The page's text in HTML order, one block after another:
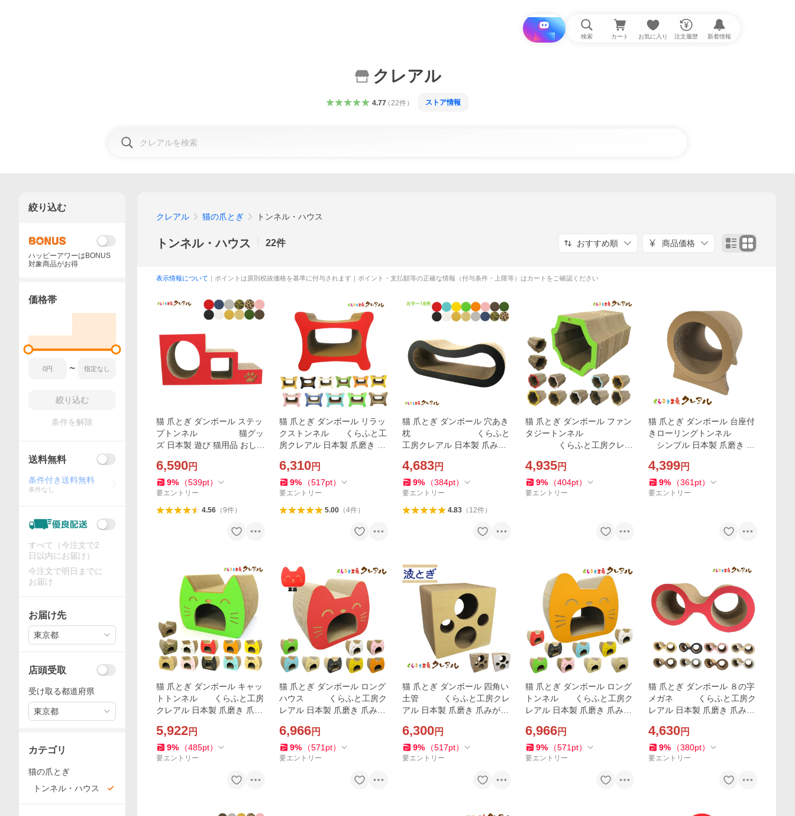
i と探す 検索 カート お気に入り 注文履歴 新着情報
クレアル
4.77（ 22件） ストア情報
クレアル 猫の爪とぎ トンネル・ハウス
トンネル・ハウス 22件 おすすめ順 商品価格
表示情報について ｜ポイントは原則税抜価格を基準に付与されます｜ポイント・支払額等の正確な情報（付与条件・上限等）はカートをご確認ください
猫 爪とぎ ダンボール ステッ
プトンネル 猫グッ
ズ 日本製 遊び 猫用品 おしゃ
の爪とぎ
6,590円
9% （539pt）
要エントリー
4.56（9件）
猫 爪とぎ ダンボール リラッ
クストンネル くらふと工
房クレアル 日本製 爪磨き 爪
ーク
6,310円
9% （517pt）
要エントリー
5.00（4件）
猫 爪とぎ ダンボール 穴あき
枕 くらふと
工房クレアル 日本製 爪みが
かわいい
4,683円
9% （384pt）
要エントリー
4.83（ 12件）
猫 爪とぎ ダンボール ファン
タジートンネル
くらふと工房クレア
しゃれ ユニーク かわいい
4,935円
9% （404pt）
要エントリー
猫 爪とぎ ダンボール 台座付
きローリングトンネル
シンプル 日本製 爪磨き 爪
品
4,399円
9% （361 pt）
要エントリー
猫 爪とぎ ダンボール キャッ
トトンネル くらふと工房
クレアル 日本製 爪磨き 爪み
ク かわいい
5,922円
9% （485pt）
要エントリー
猫 爪とぎ ダンボール ロング
ハウス くらふと工房ク
レアル 日本製 爪磨き 爪みが
かわいい
6,966円
9% （571 pt）
要エントリー
猫 爪とぎ ダンボール 四角い
土管 くらふと工房クレ
アル 日本製 爪磨き 爪みがき
わいい
6,300円
9% （517pt）
要エントリー
猫 爪とぎ ダンボール ロング
トンネル くらふと工房ク
レアル 日本製 爪磨き 爪みが
かわいい
6,966円
9% （571 pt）
要エントリー
猫 爪とぎ ダンボール ８の字
メガネ くらふと工房ク
レアル 日本製 爪磨き 爪みが
かわいい
4,630円
9% （380pt）
要エントリー
絞り込む
ハッピーアワーはBONUS
対象商品がお得
価格帯
〜
絞り込む
条件を解除
送料無料
条件付き送料無料
条件なし
すべて（今注文で2
日以内にお届け）
今注文で明日までに
お届け
お届け先
東京都
店頭受取
受け取る都道府県
東京都
カテゴリ
猫の爪とぎ
トンネル・ハウス